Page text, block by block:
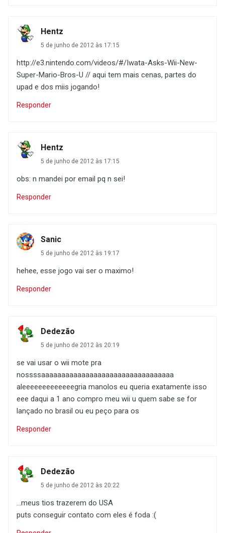
Hentz
5 de junho de 2012 às 17:15
http://e3.nintendo.com/videos/#/Iwata-Asks-Wii-New-
Super-Mario-Bros-U // aqui tem mais cenas, partes do
upad e dos miis jogando!
Responder
Hentz
5 de junho de 2012 às 17:15
obs: n mandei por email pq n sei!
Responder
Sanic
5 de junho de 2012 às 19:17
hehee, esse jogo vai ser o maximo!
Responder
Dedezão
5 de junho de 2012 às 20:19
se vai usar o wii mote pra
nossssaaaaaaaaaaaaaaaaaaaaaaaaaaaaaaaaa
aleeeeeeeeeeeeegria manolos eu queria exatamente isso
eee daqui a 1 ano compro meu wii u quem sabe se for
lançado no brasil ou eu peço para os
Responder
Dedezão
5 de junho de 2012 às 20:22
...meus tios trazerem do USA
puts conseguir contato com eles é foda :(